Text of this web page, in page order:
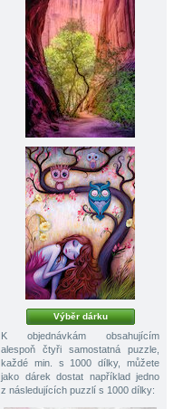
1000 dílků 1000 dílků
Výběr dárku
K objednávkám obsahujícím
alespoň čtyři samostatná puzzle,
každé min. s 1000 dílky, můžete
jako dárek dostat například jedno
z následujících puzzlí s 1000 dílky: